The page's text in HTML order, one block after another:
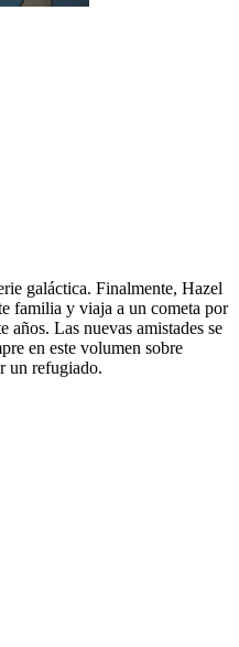
galáctica. Finalmente, Hazel
familia y viaja a un cometa por
años. Las nuevas amistades se
en este volumen sobre
un refugiado.